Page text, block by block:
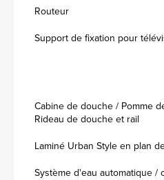
Routeur
Support de fixation pour
Cabine de douche / Pomme
Rideau de douche et rail
Laminé Urban Style en plan
Système d'eau automatique /